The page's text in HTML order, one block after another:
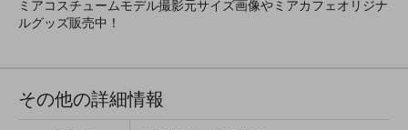
ミアコスチュームモデル撮影元サイズ画像やミアカフェオリジナ
ルグッズ販売中！
その他の詳細情報